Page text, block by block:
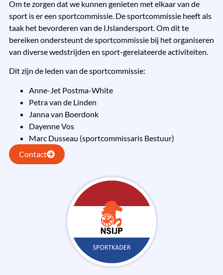
Om te zorgen dat we kunnen genieten met elkaar van de
sport is er een sportcommissie. De sportcommissie heeft als
taak het bevorderen van de IJslandersport. Om dit te
bereiken ondersteunt de sportcommissie bij het organiseren
van diverse wedstrijden en sport-gerelateerde activiteiten.
Dit zijn de leden van de sportcommissie:
Anne-Jet Postma-White
Petra van de Linden
Janna van Boerdonk
Dayenne Vos
Marc Dusseau (sportcommissaris Bestuur)
Contact